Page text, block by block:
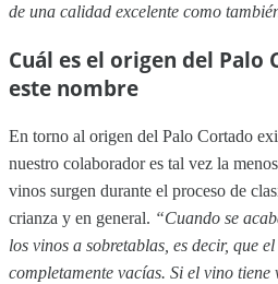
de una calidad excelente como
Cuál es el origen del Palo
este nombre
En torno al origen del Palo Cortado
nuestro colaborador es tal vez la
vinos surgen durante el proceso de
crianza y en general. “Cuando se
los vinos a sobretablas, es decir, que
completamente vacías. Si el vino